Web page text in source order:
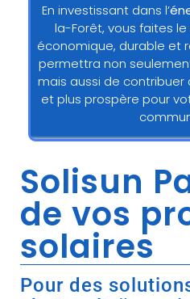
En investissant dans l’
la-Forêt, vous faites le
économique, durable et
permettra non
mais aussi de contribuer
et plus prospère pour
Solisun
de vos
solaires
Pour des